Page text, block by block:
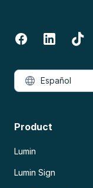
Product
Lumin
Lumin Sign
Español